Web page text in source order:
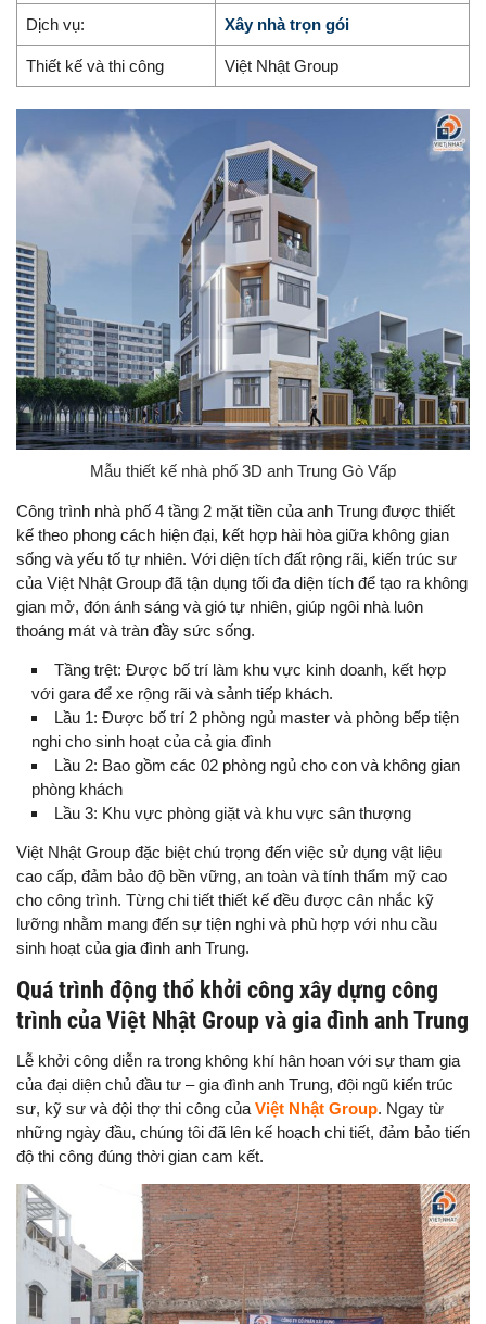
Dịch vụ: Xây nhà trọn gói
Thiết kế và thi công Việt Nhật Group
Mẫu thiết kế nhà phố 3D anh Trung Gò Vấp
Công trình nhà phố 4 tầng 2 mặt tiền của anh Trung được thiết
kế theo phong cách hiện đại, kết hợp hài hòa giữa không gian
sống và yếu tố tự nhiên. Với diện tích đất rộng rãi, kiến trúc sư
của Việt Nhật Group đã tận dụng tối đa diện tích để tạo ra không
gian mở, đón ánh sáng và gió tự nhiên, giúp ngôi nhà luôn
thoáng mát và tràn đầy sức sống.
Tầng trệt: Được bố trí làm khu vực kinh doanh, kết hợp
với gara để xe rộng rãi và sảnh tiếp khách.
Lầu 1: Được bố trí 2 phòng ngủ master và phòng bếp tiện
nghi cho sinh hoạt của cả gia đình
Lầu 2: Bao gồm các 02 phòng ngủ cho con và không gian
phòng khách
Lầu 3: Khu vực phòng giặt và khu vực sân thượng
Việt Nhật Group đặc biệt chú trọng đến việc sử dụng vật liệu
cao cấp, đảm bảo độ bền vững, an toàn và tính thẩm mỹ cao
cho công trình. Từng chi tiết thiết kế đều được cân nhắc kỹ
lưỡng nhằm mang đến sự tiện nghi và phù hợp với nhu cầu
sinh hoạt của gia đình anh Trung.
Quá trình động thổ khởi công xây dựng công
trình của Việt Nhật Group và gia đình anh Trung
Lễ khởi công diễn ra trong không khí hân hoan với sự tham gia
của đại diện chủ đầu tư – gia đình anh Trung, đội ngũ kiến trúc
sư, kỹ sư và đội thợ thi công của Việt Nhật Group. Ngay từ
những ngày đầu, chúng tôi đã lên kế hoạch chi tiết, đảm bảo tiến
độ thi công đúng thời gian cam kết.